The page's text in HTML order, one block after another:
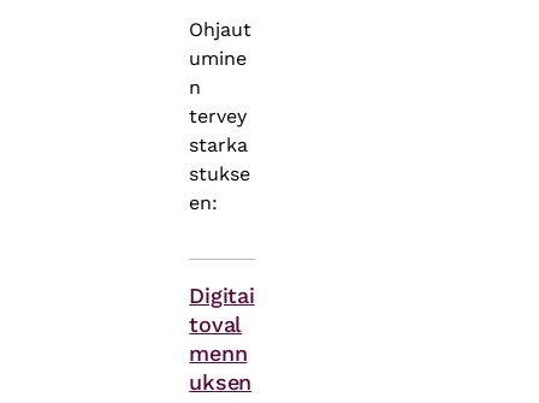
Ohjaut
umine
n
tervey
starka
stukse
en:
Digitai
toval
menn
uksen